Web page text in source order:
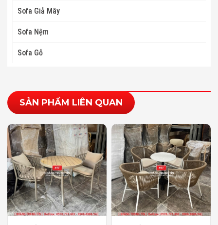
Sofa Giả Mây
Sofa Nệm
Sofa Gỗ
SẢN PHẨM LIÊN QUAN